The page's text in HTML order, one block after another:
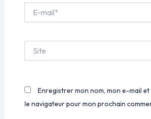
mail*
Enregistrer mon nom, mon e-mail et
le navigateur pour mon prochain